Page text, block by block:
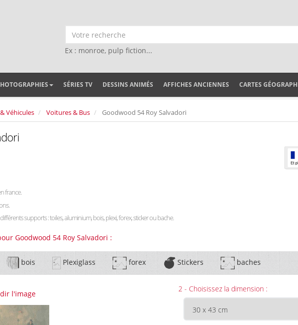
Ex : monroe, pulp fiction...
SÉRIES TV DESSINS ANIMÉS AFFICHES ANCIENNES CARTES
Véhicules Voitures & Bus Goodwood 54 Roy Salvadori
france.
supports : toiles, aluminium, bois, plexi, forex, sticker ou bache.
Goodwood 54 Roy Salvadori :
bois Plexiglass forex Stickers baches
l'image
2 - Choisissez la dimension :